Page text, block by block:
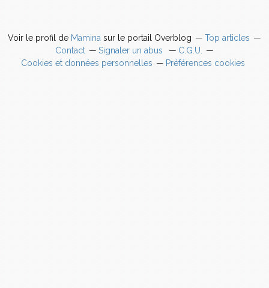
Voir le profil de Mamina sur le portail Overblog
Top articles
Contact
Signaler un abus
C.G.U.
Cookies et données personnelles
Préférences cookies